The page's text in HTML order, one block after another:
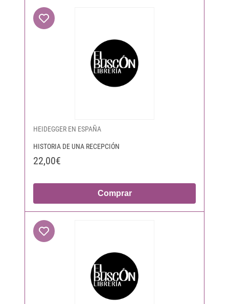
HEIDEGGER EN ESPAÑA
HISTORIA DE UNA RECEPCIÓN
22,00€
Comprar